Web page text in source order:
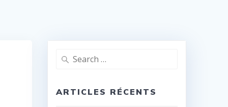
Search
ARTICLES RÉCENTS